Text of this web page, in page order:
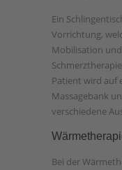
Ein
Vorrichtung,
Mobilisation
Patient wird auf
Massagebank
verschiedene
Bei der